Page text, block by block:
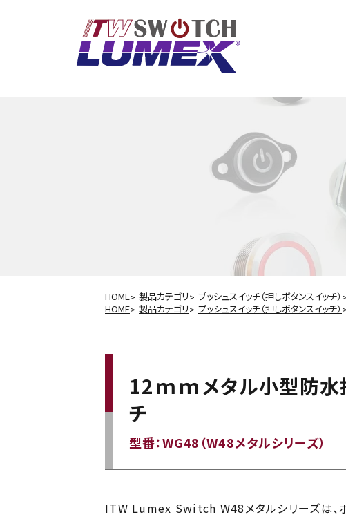
HOME 製品カテゴリ プッシュスイッチ（押しボタンスイッチ）
HOME
製品カテゴリ プッシュスイッチ（押しボタンスイッチ）
12ｍｍメタル小型防水
チ
型番：WG48（W48メタルシリーズ）
ITW Lumex Switch W48メタルシリーズは、